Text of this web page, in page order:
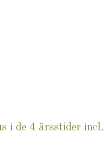
i de 4 årsstider